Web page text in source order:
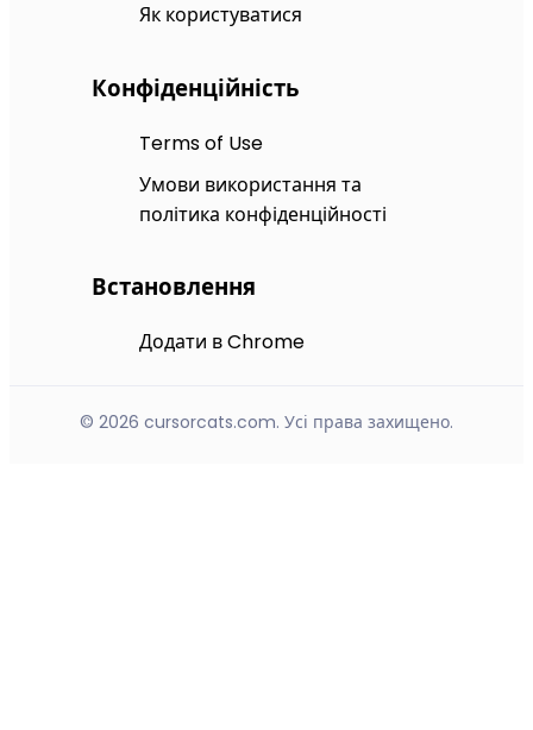
Як користуватися
Конфіденційність
Terms of Use
Умови використання та
політика конфіденційності
Встановлення
Додати в Chrome
© 2026 cursorcats.com. Усі права захищено.